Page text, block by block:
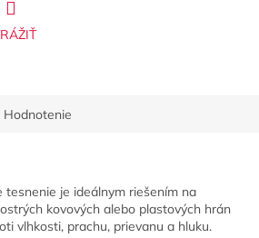
Hodnotenie
tesnenie je ideálnym riešením na
kovových alebo plastových hrán
vlhkosti, prachu, prievanu a hluku.